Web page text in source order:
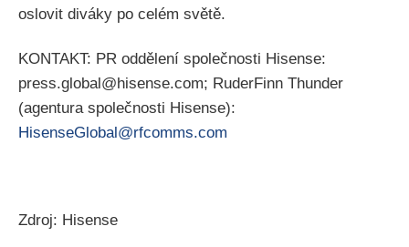
oslovit diváky po celém světě.
KONTAKT: PR oddělení společnosti Hisense:
press.global@hisense.com; RuderFinn Thunder
(agentura společnosti Hisense):
HisenseGlobal@rfcomms.com
Zdroj: Hisense